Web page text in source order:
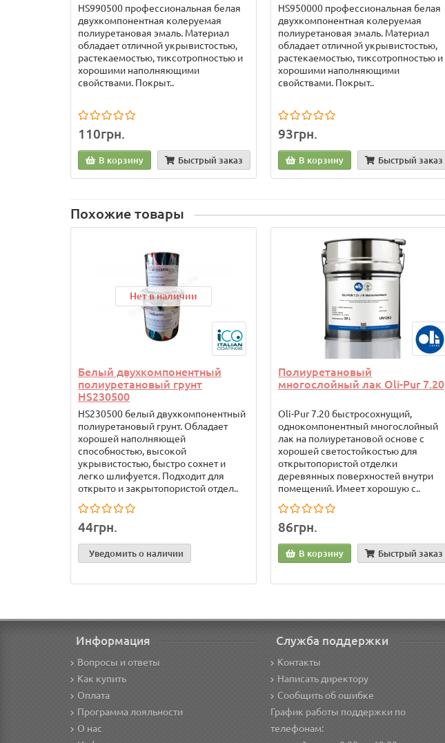
HS990500 профессиональная белая
двухкомпонентная колеруемая
полиуретановая эмаль. Материал
обладает отличной укрывистостью,
растекаемостью, тиксотропностью и
хорошими наполняющими
свойствами. Покрыт..
110грн.
В корзину Быстрый заказ
HS950000 профессиональная белая
двухкомпонентная колеруемая
полиуретановая эмаль. Материал
обладает отличной укрывистостью,
растекаемостью, тиксотропностью и
хорошими наполняющими
свойствами. Покрыт..
93грн.
В корзину Быстрый заказ
Похожие товары
Нет в наличии
Белый двухкомпонентный
полиуретановый грунт
HS230500
HS230500 белый двухкомпонентный
полиуретановый грунт. Обладает
хорошей наполняющей
способностью, высокой
укрывистостью, быстро сохнет и
легко шлифуется. Подходит для
открыто и закрытопористой отдел..
44грн.
Уведомить о наличии
Полиуретановый
многослойный лак Oli-Pur 7.20
Oli-Pur 7.20 быстросохнущий,
однокомпонентный многослойный
лак на полиуретановой основе с
хорошей светостойкостью для
открытопористой отделки
деревянных поверхностей внутри
помещений. Имеет хорошую с..
86грн.
В корзину Быстрый заказ
Информация
Вопросы и ответы
Как купить
Оплата
Программа лояльности
О нас
Служба поддержки
Контакты
Написать директору
Сообщить об ошибке
График работы поддержки по
телефонам: